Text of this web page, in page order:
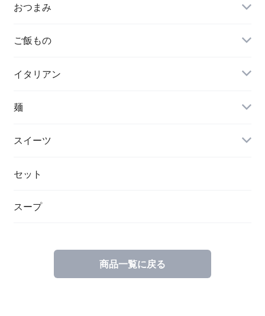
おつまみ
ご飯もの
イタリアン
麺
スイーツ
セット
スープ
商品一覧に戻る